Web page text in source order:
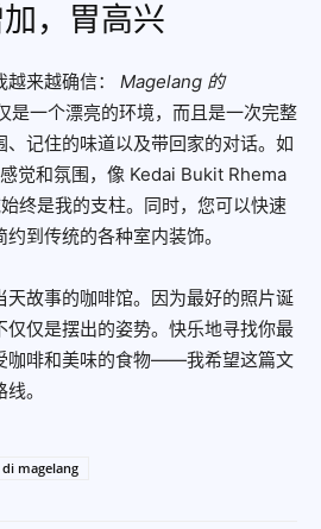
，胃高兴
来越确信： Magelang 的
是一个漂亮的环境，而且是一次完整
记住的味道以及带回家的对话。如
觉和氛围，像 Kedai Bukit Rhema
终是我的支柱。同时，您可以快速
到传统的各种室内装饰。
天故事的咖啡馆。因为最好的照片诞
仅仅是摆出的姿势。快乐地寻找你最
咖啡和美味的食物——我希望这篇文
。
magelang